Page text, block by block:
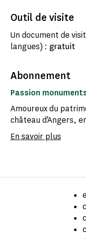
Outil de visite
Un document de
langues) : gratuit
Abonnement
Passion
Amoureux du
château d'Angers,
En savoir plus